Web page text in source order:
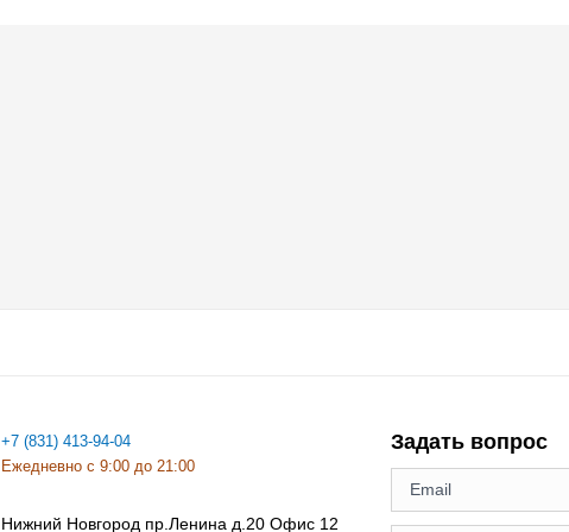
+7 (831) 413-94-04
Ежедневно с 9:00 до 21:00
Нижний Новгород пр.Ленина д.20 Офис 12
Задать вопрос